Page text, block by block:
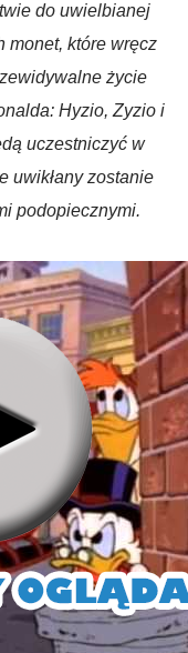
do uwielbianej
monet, które wręcz
życie
Hyzio, Zyzio i
uczestniczyć w
uwikłany zostanie
podopiecznymi.